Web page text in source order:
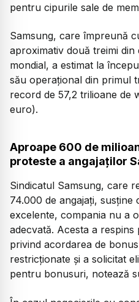
pentru cipurile sale de
Samsung, care împreună
aproximativ două treimi
mondial, a estimat la
său operațional din primul
record de 57,2 trilioane de
euro).
Aproape 600 de
proteste a angajaților
Sindicatul Samsung, care
74.000 de angajați,
excelente, compania nu a
adecvată. Acesta a
privind acordarea de
restricționate și a solicitat
pentru bonusuri, notează